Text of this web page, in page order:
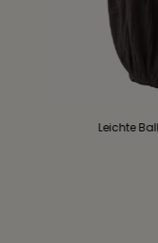
Leichte